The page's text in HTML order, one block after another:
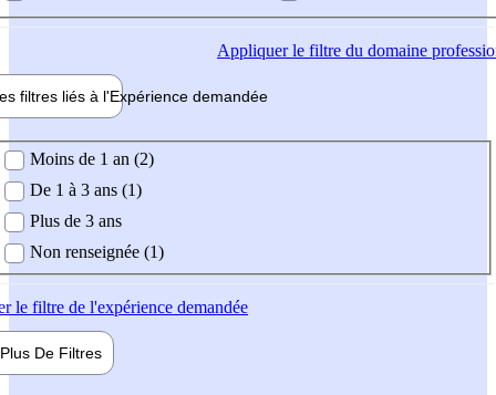
Appliquerle filtre du domaine
filtres liés à l'Expérience demandée
demandée
Moins de 1 an (2)
De 1 à 3 ans (1)
Plus de 3 ans
Non renseignée (1)
le filtre de l'expérience demandée
Plus De Filtres